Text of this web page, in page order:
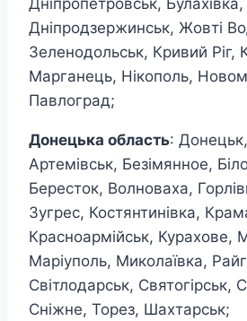
Дніпродзержинськ, Жовті
Зеленодольськ, Кривий Ріг,
Марганець, Нікополь,
Павлоград;
Донецька область:
Артемівськ, Безімянное,
Бересток, Волноваха,
Зугрес, Костянтинівка,
Красноармійськ, Курахове,
Маріуполь, Миколаївка,
Світлодарськ, Святогірськ,
Сніжне, Торез, Шахтарськ;